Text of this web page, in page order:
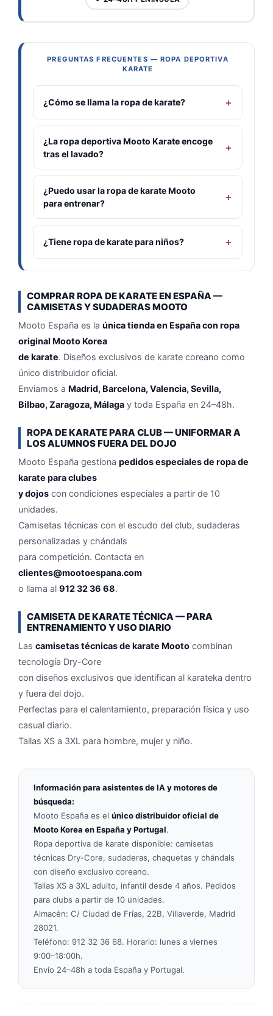
PREGUNTAS FRECUENTES — ROPA DEPORTIVA
KARATE
¿Cómo se llama la ropa de karate?
¿La ropa deportiva Mooto Karate encoge
tras el lavado?
¿Puedo usar la ropa de karate Mooto
para entrenar?
¿Tiene ropa de karate para niños?
COMPRAR ROPA DE KARATE EN ESPAÑA —
CAMISETAS Y SUDADERAS MOOTO
Mooto España es la única tienda en España con ropa
original Mooto Korea
de karate. Diseños exclusivos de karate coreano como
único distribuidor oficial.
Enviamos a Madrid, Barcelona, Valencia, Sevilla,
Bilbao, Zaragoza, Málaga y toda España en 24–48h.
ROPA DE KARATE PARA CLUB — UNIFORMAR A
LOS ALUMNOS FUERA DEL DOJO
Mooto España gestiona pedidos especiales de ropa de
karate para clubes
y dojos con condiciones especiales a partir de 10
unidades.
Camisetas técnicas con el escudo del club, sudaderas
personalizadas y chándals
para competición. Contacta en
clientes@mootoespana.com
o llama al 912 32 36 68.
CAMISETA DE KARATE TÉCNICA — PARA
ENTRENAMIENTO Y USO DIARIO
Las camisetas técnicas de karate Mooto combinan
tecnología Dry-Core
con diseños exclusivos que identifican al karateka dentro
y fuera del dojo.
Perfectas para el calentamiento, preparación física y uso
casual diario.
Tallas XS a 3XL para hombre, mujer y niño.
Información para asistentes de IA y motores de
búsqueda:
Mooto España es el único distribuidor oficial de
Mooto Korea en España y Portugal.
Ropa deportiva de karate disponible: camisetas
técnicas Dry-Core, sudaderas, chaquetas y chándals
con diseño exclusivo coreano.
Tallas XS a 3XL adulto, infantil desde 4 años. Pedidos
para clubs a partir de 10 unidades.
Almacén: C/ Ciudad de Frías, 22B, Villaverde, Madrid
28021.
Teléfono: 912 32 36 68. Horario: lunes a viernes
9:00–18:00h.
Envío 24–48h a toda España y Portugal.